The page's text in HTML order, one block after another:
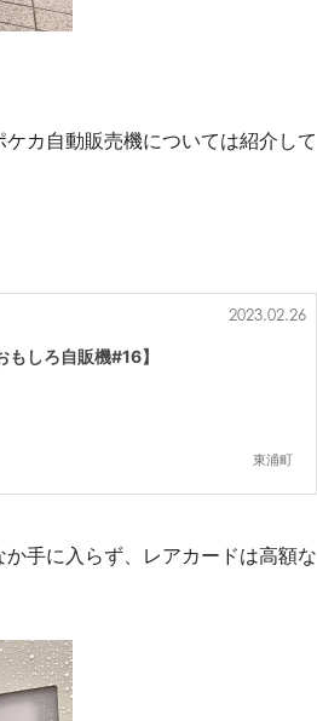
カ自動販売機については紹介して
東浦町
2023.02.26
しろ自販機#16】
手に入らず、レアカードは高額な